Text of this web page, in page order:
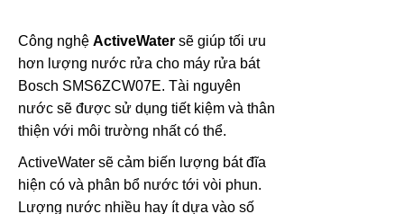
Công nghệ ActiveWater sẽ giúp tối ưu
hơn lượng nước rửa cho máy rửa bát
Bosch SMS6ZCW07E. Tài nguyên
nước sẽ được sử dụng tiết kiệm và thân
thiện với môi trường nhất có thể.
ActiveWater sẽ cảm biến lượng bát đĩa
hiện có và phân bổ nước tới vòi phun.
Lượng nước nhiều hay ít dựa vào số